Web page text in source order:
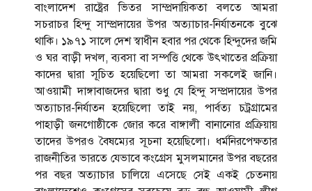
বাংলাদেশ রাষ্ট্রের ভিতর সাম্প্রদায়িকতা বলতে আমরা
সচরাচর হিন্দু সাম্প্রদায়ের উপর অত্যাচার-নির্যাতনকে বুঝে
থাকি। ১৯৭১ সালে দেশ স্বাধীন হবার পর থেকে হিন্দুদের জমি
ও ঘর বাড়ী দখল, ব্যবসা বা সম্পত্তি থেকে উৎখাতের প্রক্রিয়া
কাদের দ্বারা সূচিত হয়েছিলো তা আমরা সকলেই জানি।
আওয়ামী দাঙ্গাবাজদের দ্বারা শুধু যে হিন্দু সম্প্রদায়ের উপর
অত্যাচার-নির্যাতন হয়েছিলো তাই নয়, পার্বত্য চট্রগ্রামের
পাহাড়ী জনগোষ্ঠীকে জোর করে বাঙ্গালী বানানোর প্রক্রিয়ায়
তাদের উপরও বৈষম্যের সূচনা হয়েছিলো। ধর্মনিরপেক্ষতার
রাজনীতির ভারতে যেভাবে কংগ্রেস মুসলমানের উপর বছরের
পর বছর অত্যাচার চালিয়ে এসেছে সেই একই চেতনায়